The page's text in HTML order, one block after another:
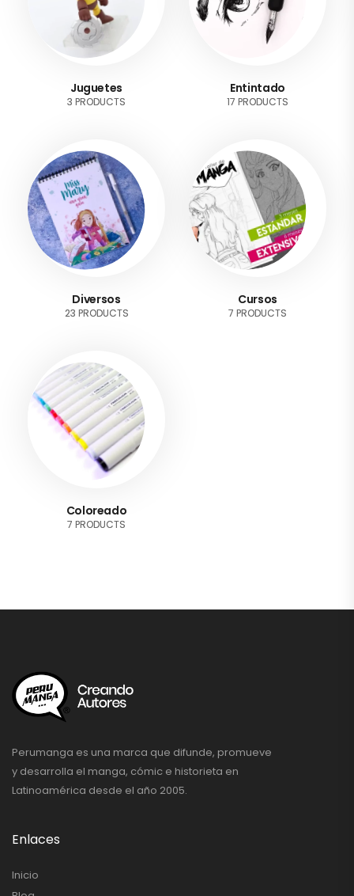
Juguetes
3 PRODUCTS
Entintado
17 PRODUCTS
Diversos
23 PRODUCTS
Cursos
7 PRODUCTS
Coloreado
7 PRODUCTS
Perumanga es una marca que difunde, promueve
y desarrolla el manga, cómic e historieta en
Latinoamérica desde el año 2005.
Enlaces
Inicio